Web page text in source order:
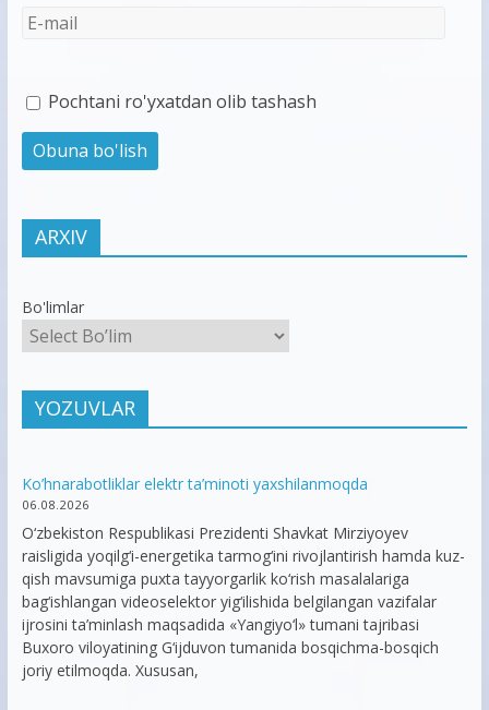
Pochtani ro'yxatdan olib tashash
ARXIV
Bo'limlar
YOZUVLAR
Ko’hnarabotliklar elektr ta’minoti yaxshilanmoqda
06.08.2026
O‘zbekiston Respublikasi Prezidenti Shavkat Mirziyoyev
raisligida yoqilg‘i-energetika tarmog‘ini rivojlantirish hamda kuz-
qish mavsumiga puxta tayyorgarlik ko‘rish masalalariga
bag‘ishlangan videoselektor yig‘ilishida belgilangan vazifalar
ijrosini ta’minlash maqsadida «Yangiyo‘l» tumani tajribasi
Buxoro viloyatining G‘ijduvon tumanida bosqichma-bosqich
joriy etilmoqda. Xususan,